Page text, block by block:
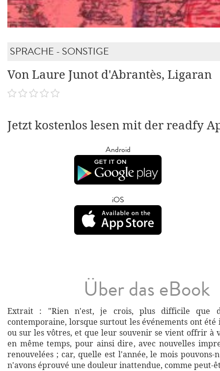
SPRACHE - SONSTIGE
Von Laure Junot d'Abrantès, Ligaran
Jetzt kostenlos lesen mit der readfy
Android
iOS
Über das eBook
Extrait : "Rien n'est, je crois, plus difficile que
contemporaine, lorsque surtout les événements ont
ou sur les vôtres, et que leur souvenir se vient offrir à
en même temps, pour ainsi dire, avec nouvelles
renouvelées ; car, quelle est l'année, le mois pouvons-
n'avons éprouvé une douleur inattendue, comme peut-